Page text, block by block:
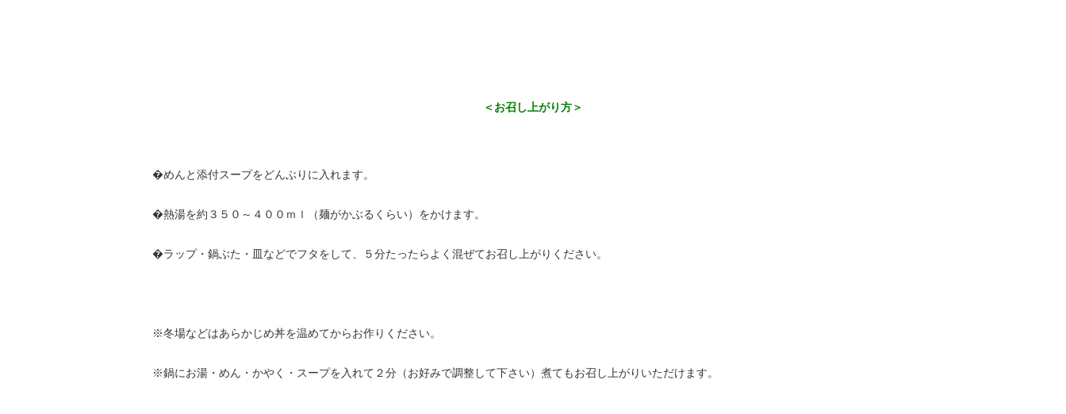
＜お召し上がり方＞
�めんと添付スープをどんぶりに入れます。
�熱湯を約３５０～４００ｍｌ（麺がかぶるくらい）をかけます。
�ラップ・鍋ぶた・皿などでフタをして、５分たったらよく混ぜてお召し上がりください。
※冬場などはあらかじめ丼を温めてからお作りください。
※鍋にお湯・めん・かやく・スープを入れて２分（お好みで調整して下さい）煮てもお召し上がりいただけます。